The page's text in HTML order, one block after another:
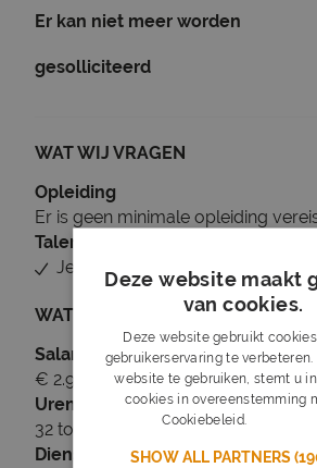
Er kan niet meer worden
gesolliciteerd
WAT WIJ VRAGEN
Opleiding
Er is geen minimale opleiding
Talen
Je beheerst Nederlands
WAT WIJ BIEDEN
Salaris
€ 2.950 tot € 3.750
Uren
32 tot 34 uur per week
Dienstverband
Deze website maakt
van cookies.
Deze website gebruikt
gebruikerservaring te verbeteren.
website te gebruiken, stemt u
cookies in overeenstemming
Cookiebeleid.
SHOW ALL PARTNERS